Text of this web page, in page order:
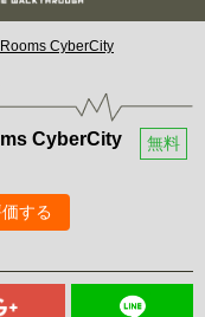
CyberCity
CyberCity 無料
する